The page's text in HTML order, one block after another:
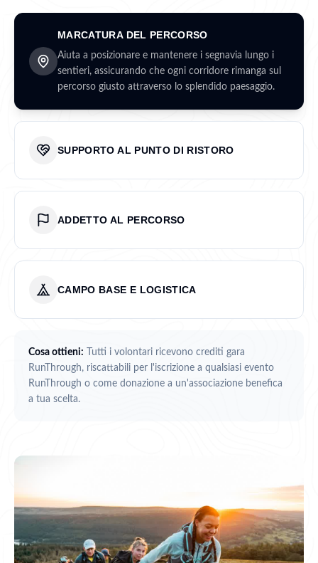
MARCATURA DEL PERCORSO
Aiuta a posizionare e mantenere i segnavia lungo i
sentieri, assicurando che ogni corridore rimanga sul
percorso giusto attraverso lo splendido paesaggio.
SUPPORTO AL PUNTO DI RISTORO
ADDETTO AL PERCORSO
CAMPO BASE E LOGISTICA
Cosa ottieni:
Tutti i volontari ricevono crediti gara
RunThrough, riscattabili per l'iscrizione a qualsiasi evento
RunThrough o come donazione a un'associazione benefica
a tua scelta.